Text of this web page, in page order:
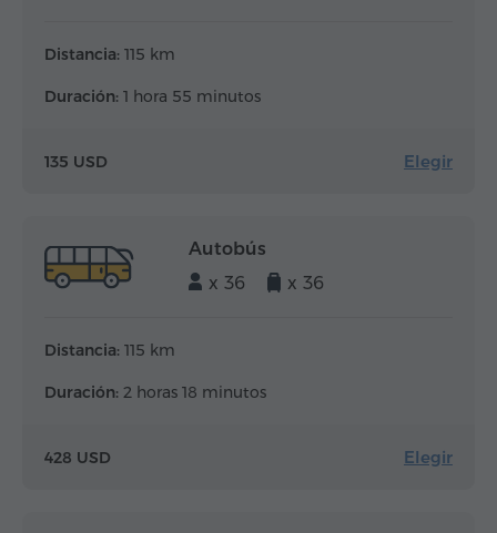
Distancia: 115 km
Duración: 1 hora 55 minutos
135 USD Elegir
Autobús
x 36
x 36
Distancia: 115 km
Duración: 2 horas 18 minutos
428 USD Elegir